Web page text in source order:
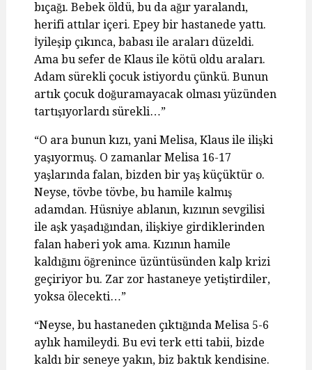
bıçağı. Bebek öldü, bu da ağır yaralandı,
herifi attılar içeri. Epey bir hastanede yattı.
İyileşip çıkınca, babası ile araları düzeldi.
Ama bu sefer de Klaus ile kötü oldu araları.
Adam sürekli çocuk istiyordu çünkü. Bunun
artık çocuk doğuramayacak olması yüzünden
tartışıyorlardı sürekli…”
“O ara bunun kızı, yani Melisa, Klaus ile ilişki
yaşıyormuş. O zamanlar Melisa 16-17
yaşlarında falan, bizden bir yaş küçüktür o.
Neyse, tövbe tövbe, bu hamile kalmış
adamdan. Hüsniye ablanın, kızının sevgilisi
ile aşk yaşadığından, ilişkiye girdiklerinden
falan haberi yok ama. Kızının hamile
kaldığını öğrenince üzüntüsünden kalp krizi
geçiriyor bu. Zar zor hastaneye yetiştirdiler,
yoksa ölecekti…”
“Neyse, bu hastaneden çıktığında Melisa 5-6
aylık hamileydi. Bu evi terk etti tabii, bizde
kaldı bir seneye yakın, biz baktık kendisine.